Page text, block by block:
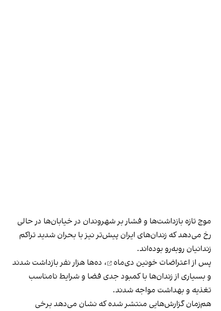
موج تازه بازداشت‌ها و فشار بر شهروندان در خیابان‌ها در حالی
رخ می‌دهد که زندان‌های ایران پیش‌تر نیز با بحران شدید تراکم
زندانیان روبه‌رو بوده‌اند.
پس ازاعتراضات خونین دی‌ماه
، ده‌ها هزار نفر بازداشت شدند
و بسیاری از زندان‌ها با کمبود جدی فضا و شرایط نامناسب
تغذیه و بهداشت مواجه شدند.
هم‌زمان گزارش‌هایی منتشر شده که نشان می‌دهد برخی